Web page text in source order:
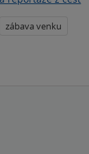
zábava venku